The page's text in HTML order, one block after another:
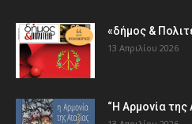
«δήμος &
13 Απριλίου 2026
“Η Αρμονία της